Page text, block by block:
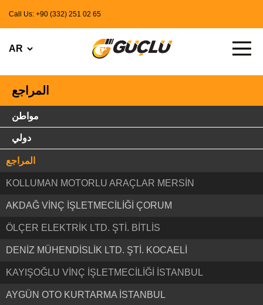
Call Us: +90 (332) 251 02 65
المراجع
مواطن
دولي
المراجع
KOLLUMAN MOTORLU ARAÇLAR MERSİN
AKDAĞ VİNÇ İŞLETMECİLİĞİ ÇORUM
ÖLÇER ELEKTRİK LTD. ŞTİ. BİTLİS
DENİZ MÜHENDİSLİK LTD. ŞTİ. KOCAELİ
KAYIŞOĞLU VİNÇ İŞLETMECİLİĞİ İSTANBUL
AYGÜN OTO KURTARMA İSTANBUL